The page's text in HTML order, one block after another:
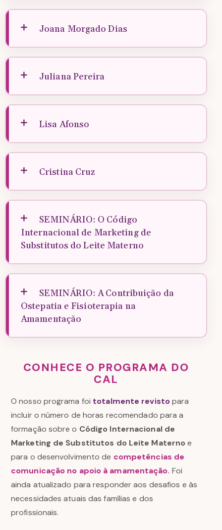
Joana Morgado Dias
Juliana Pereira
Lisa Afonso
Cristina Cruz
SEMINÁRIO: O Código
Internacional de Marketing de
Substitutos do Leite Materno
SEMINÁRIO: A Contribuição da
Ostepatia e Fisioterapia na
Amamentação
CONHECE O PROGRAMA DO
CAL
O nosso programa foi totalmente revistopara
incluir o número de horas recomendado para a
formação sobre o Código Internacional de
Marketing de Substitutos do Leite Maternoe
para o desenvolvimento de competências de
comunicação no apoio à amamentação. Foi
ainda atualizado para responder aos desafios e às
necessidades atuais das famílias e dos
profissionais.